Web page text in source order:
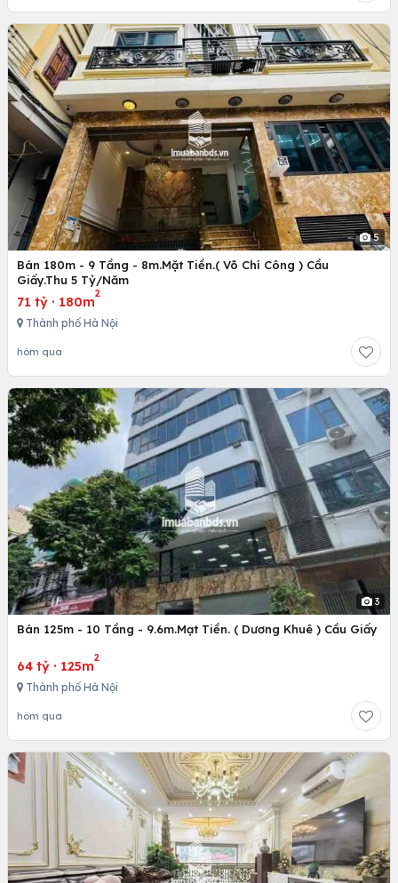
5
Bán 180m - 9 Tầng - 8m.Mặt Tiền.( Võ Chí Công ) Cầu
Giấy.Thu 5 Tỷ/Năm
71 tỷ · 180m
2
Thành phố Hà Nội
hôm qua
3
Bán 125m - 10 Tầng - 9.6m.Mạt Tiền. ( Dương Khuê ) Cầu Giấy
64 tỷ · 125m
2
Thành phố Hà Nội
hôm qua